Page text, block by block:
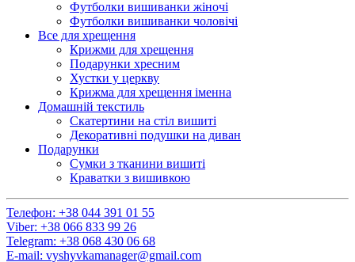
Футболки вишиванки жіночі
Футболки вишиванки чоловічі
Все для хрещення
Крижми для хрещення
Подарунки хресним
Хустки у церкву
Крижма для хрещення іменна
Домашній текстиль
Скатертини на стіл вишиті
Декоративні подушки на диван
Подарунки
Сумки з тканини вишиті
Краватки з вишивкою
Телефон: +38 044 391 01 55
Viber: +38 066 833 99 26
Telegram: +38 068 430 06 68
E-mail: vyshyvkamanager@gmail.com